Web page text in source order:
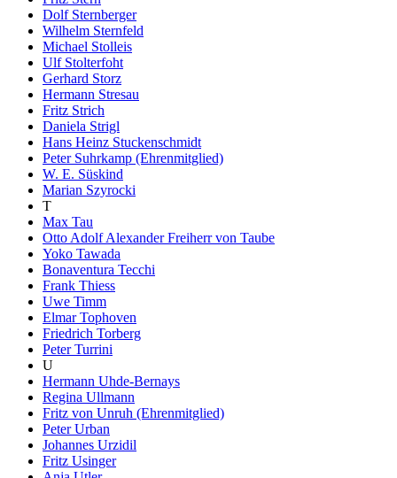
Dolf Sternberger
Wilhelm Sternfeld
Michael Stolleis
Ulf Stolterfoht
Gerhard Storz
Hermann Stresau
Fritz Strich
Daniela Strigl
Hans Heinz Stuckenschmidt
Peter Suhrkamp (Ehrenmitglied)
W. E. Süskind
Marian Szyrocki
T
Max Tau
Otto Adolf Alexander Freiherr von Taube
Yoko Tawada
Bonaventura Tecchi
Frank Thiess
Uwe Timm
Elmar Tophoven
Friedrich Torberg
Peter Turrini
U
Hermann Uhde-Bernays
Regina Ullmann
Fritz von Unruh (Ehrenmitglied)
Peter Urban
Johannes Urzidil
Fritz Usinger